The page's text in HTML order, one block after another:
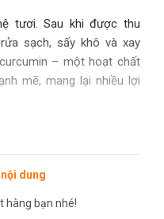
tươi. Sau khi được thu
sạch, sấy khô và xay
– một hoạt chất
mẽ, mang lại nhiều lợi
dung
hàng bạn nhé!